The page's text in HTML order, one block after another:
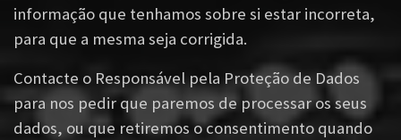
informação que tenhamos sobre si estar incorreta,
para que a mesma seja corrigida.
Contacte o Responsável pela Proteção de Dados
para nos pedir que paremos de processar os seus
dados, ou que retiremos o consentimento quando